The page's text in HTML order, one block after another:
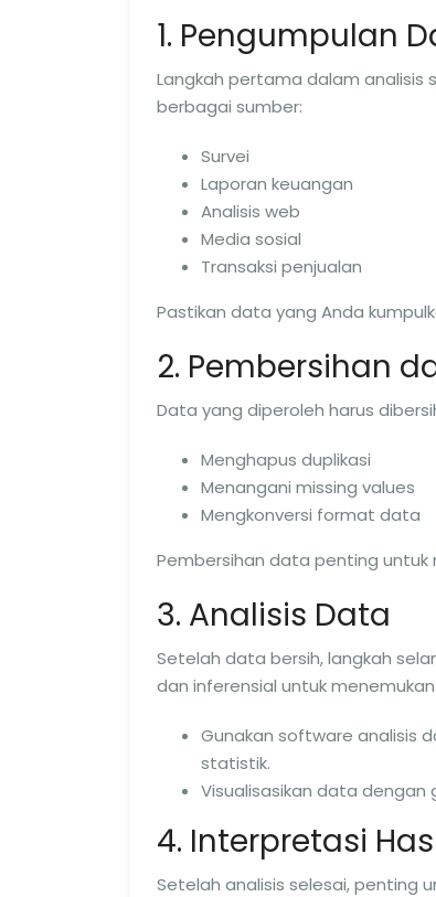
1. Pengumpulan
Langkah pertama dalam
berbagai sumber:
Survei
Laporan keuangan
Analisis web
Media sosial
Transaksi penjualan
Pastikan data yang Anda
2. Pembersihan
Data yang diperoleh harus
Menghapus duplikasi
Menangani missing values
Mengkonversi format data
Pembersihan data penting untuk
3. Analisis Data
Setelah data bersih, langkah
dan inferensial untuk
Gunakan software analisis
statistik.
Visualisasikan data
4. Interpretasi
Setelah analisis selesai, penting